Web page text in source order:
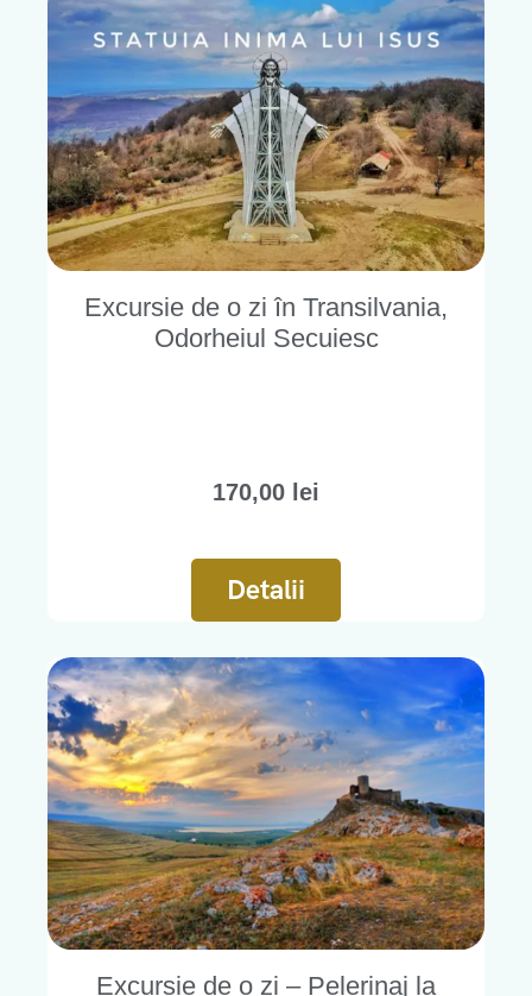
Excursie de o zi în Transilvania,
Odorheiul Secuiesc
170,00 lei
Detalii
Excursie de o zi – Pelerinaj la